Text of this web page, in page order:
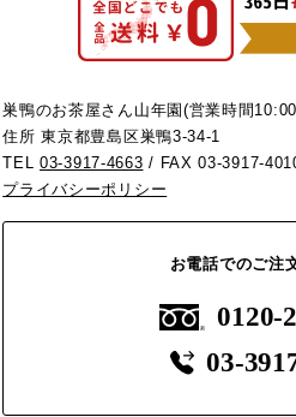
巣鴨のお茶屋さん山年園(営業時間
住所 東京都豊島区巣鴨3-34-1
TEL03-3917-4663 / FAX 03-3917-
プライバシーポリシー
お電話でのご注
0120-
03-